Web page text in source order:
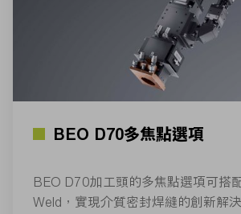
BEO D70多焦點選項
BEO D70加工頭的多焦點選項可搭
Weld，實現介質密封焊縫的創新解